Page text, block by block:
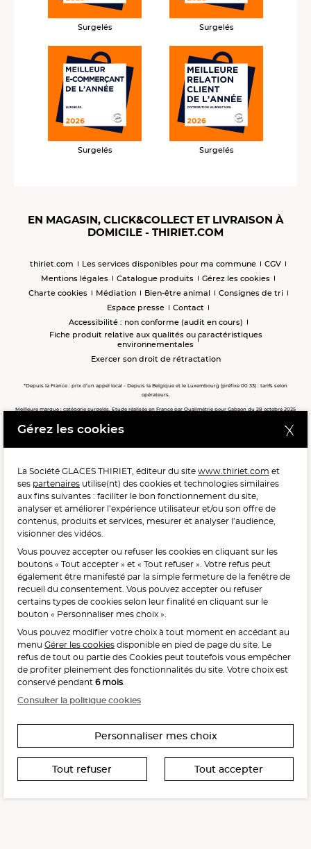
Surgelés Surgelés
Surgelés Surgelés
EN MAGASIN, CLICK&COLLECT ET LIVRAISON À
DOMICILE - THIRIET.COM
thiriet.com Les services disponibles pour ma commune
CGV
Mentions légales
Catalogue produits
Gérez les cookies
Charte cookies
Médiation Bien-être animal
Consignes de tri
Espace presse
Contact
Accessibilité : non conforme (audit en cours)
Fiche produit relative aux qualités ou caractéristiques
environnementales
Exercer son droit de rétractation
*Depuis la France : prix d’un appel local - Depuis la Belgique et le Luxembourg (préfixe 00 33) : tarifs selon
opérateurs.
Meilleure marque : catégorie surgelés. Etude réalisée en France par Qualimétrie pour Gabaon du 28 octobre 2025
Meilleure chaîne de magasins, Meilleur e-commerçant, Meilleure relation clients : catégorie surgelés. Étude
POUR VOTRE SANTÉ, MANGEZ AU MOINS CINQ FRUITS ET
LÉGUMES PAR JOUR.WWW.MANGERBOUGER.FR
L'abus d'alcool est dangereux pour la santé, à consommer
avec modération.
Interdiction de vente de boissons alcooliques
aux mineurs de moins de 18 ans
La preuve de majorité de l’acheteur est exigée au moment
de la vente en ligne.
Gérez les cookies
La Société GLACES THIRIET, éditeur du site www.thiriet.com et
ses partenaires utilise(nt) des cookies et technologies similaires
aux fins suivantes : faciliter le bon fonctionnement du site,
analyser et améliorer l’expérience utilisateur et/ou son offre de
contenus, produits et services, mesurer et analyser l’audience,
visionner des vidéos.
Vous pouvez accepter ou refuser les cookies en cliquant sur les
boutons « Tout accepter » et « Tout refuser ». Votre refus peut
également être manifesté par la simple fermeture de la fenêtre de
recueil du consentement. Vous pouvez accepter ou refuser
certains types de cookies selon leur finalité en cliquant sur le
bouton « Personnaliser mes choix ».
Vous pouvez modifier votre choix à tout moment en accédant au
menu Gérer les cookies disponible en pied de page du site. Le
refus de tout ou partie des Cookies peut toutefois vous empêcher
de profiter pleinement des fonctionnalités du site. Votre choix est
conservé pendant 6 mois.
Consulter la politique cookies
Personnaliser mes choix
Tout refuser Tout accepter